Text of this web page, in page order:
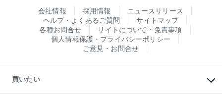
会社情報 採用情報
ニュースリリース
ヘルプ・よくあるご質問
サイトマップ
各種お問合せ
サイトについて・免責事項
個人情報保護・プライバシーポリシー
ご意見・お問合せ
買いたい